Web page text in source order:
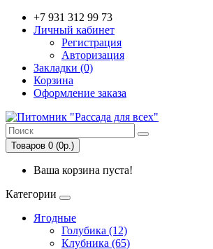
+7 931 312 99 73
Личный кабинет
Регистрация
Авторизация
Закладки (0)
Корзина
Оформление заказа
Товаров 0 (0р.)
Ваша корзина пуста!
Категории
Ягодные
Голубика (12)
Клубника (65)